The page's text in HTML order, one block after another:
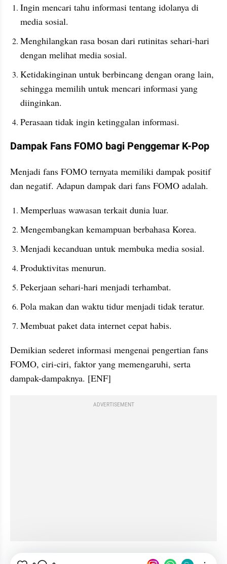
Ingin mencari tahu informasi tentang idolanya di
media sosial.
Menghilangkan rasa bosan dari rutinitas sehari-hari
dengan melihat media sosial.
Ketidakinginan untuk berbincang dengan orang lain,
sehingga memilih untuk mencari informasi yang
diinginkan.
Perasaan tidak ingin ketinggalan informasi.
Dampak Fans FOMO bagi Penggemar K-Pop
Menjadi fans FOMO ternyata memiliki dampak positif
dan negatif. Adapun dampak dari fans FOMO adalah.
Memperluas wawasan terkait dunia luar.
Mengembangkan kemampuan berbahasa Korea.
Menjadi kecanduan untuk membuka media sosial.
Produktivitas menurun.
Pekerjaan sehari-hari menjadi terhambat.
Pola makan dan waktu tidur menjadi tidak teratur.
Membuat paket data internet cepat habis.
Demikian sederet informasi mengenai pengertian fans
FOMO, ciri-ciri, faktor yang memengaruhi, serta
dampak-dampaknya. [ENF]
ADVERTISEMENT